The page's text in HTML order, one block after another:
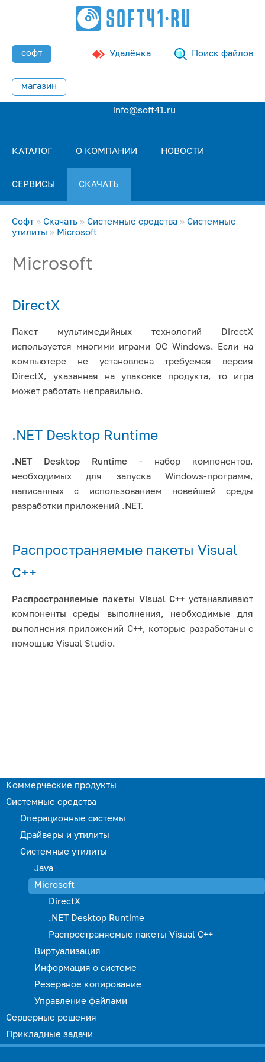
Удалёнка Поиск файлов
софт
магазин
info@soft41.ru
КАТАЛОГ О КОМПАНИИ НОВОСТИ
СЕРВИСЫ СКАЧАТЬ
Софт » Скачать » Системные средства » Системные
утилиты » Microsoft
Microsoft
DirectX
Пакет мультимедийных технологий DirectX
используется многими играми ОС Windows. Если на
компьютере не установлена требуемая версия
DirectX, указанная на упаковке продукта, то игра
может работать неправильно.
.NET Desktop Runtime
.NET Desktop Runtime - набор компонентов,
необходимых для запуска Windows-программ,
написанных с использованием новейшей среды
разработки приложений .NET.
Распространяемые пакеты Visual
C++
Распространяемые пакеты Visual C++ устанавливают
компоненты среды выполнения, необходимые для
выполнения приложений C++, которые разработаны с
помощью Visual Studio.
Коммерческие продукты
Системные средства
Операционные системы
Драйверы и утилиты
Системные утилиты
Java
Microsoft
DirectX
.NET Desktop Runtime
Распространяемые пакеты Visual C++
Виртуализация
Информация о системе
Резервное копирование
Управление файлами
Серверные решения
Прикладные задачи